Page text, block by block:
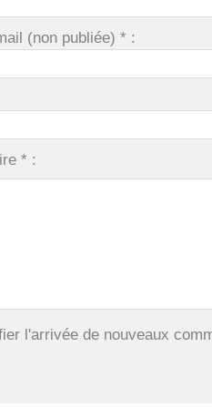
(non publiée) * :
* :
l'arrivée de nouveaux